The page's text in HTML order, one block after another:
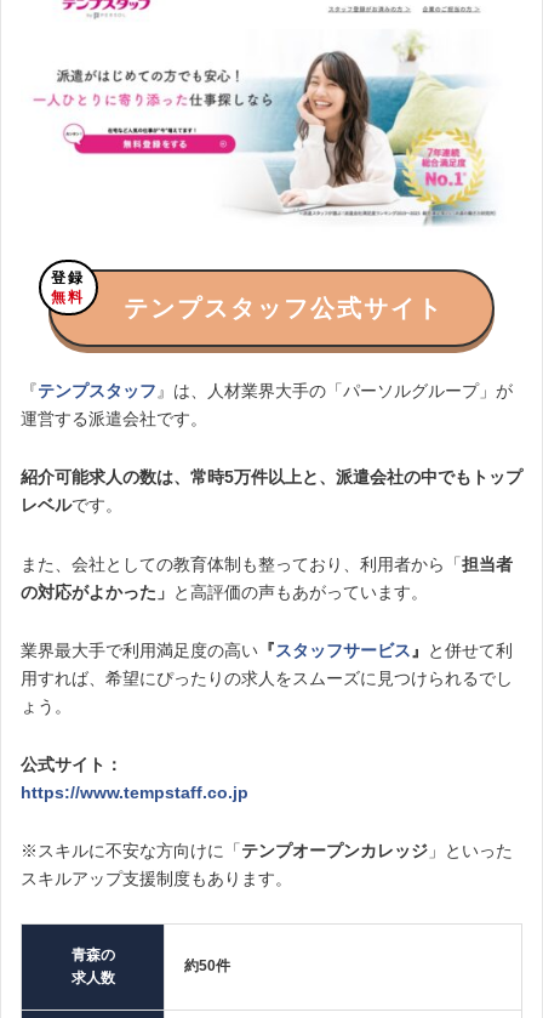
登録
無料
テンプスタッフ公式サイト
『テンプスタッフ 』は、人材業界大手の「パーソルグループ」が
運営する派遣会社です。
紹介可能求人の数は、常時5万件以上と、派遣会社の中でもトップ
レベルです。
また、会社としての教育体制も整っており、利用者から「担当者
の対応がよかった」 と高評価の声もあがっています。
業界最大手で利用満足度の高い 『スタッフサービス 』
と併せて利
用すれば、希望にぴったりの求人をスムーズに見つけられるでし
ょう。
公式サイト：
https://www.tempstaff.co.jp
※スキルに不安な方向けに「テンプオープンカレッジ 」といった
スキルアップ支援制度もあります。
青森の
求人数
約50件